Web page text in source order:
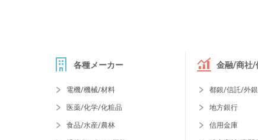
各種メーカー
電機/機械/材料
医薬/化学/化粧品
食品/水産/農林
金融/商社/
都銀/信託/外銀
地方銀行
信用金庫